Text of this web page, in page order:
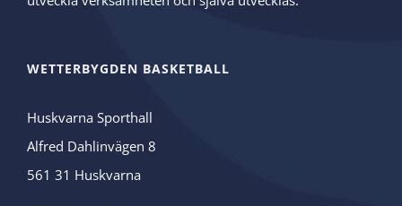
WETTERBYGDEN BASKETBALL
Huskvarna Sporthall
Alfred Dahlinvägen 8
561 31 Huskvarna